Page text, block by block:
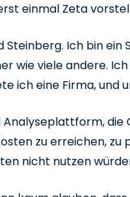
einmal Zeta
Steinberg. Ich bin
wie viele andere.
ich eine Firma, und
die
zu erreichen, zu
nicht nutzen